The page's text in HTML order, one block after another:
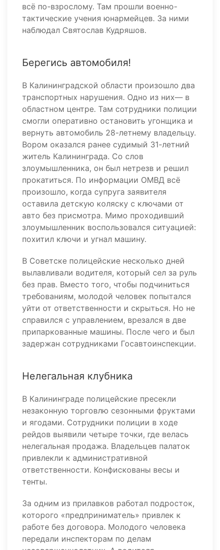
всё по-взрослому. Там прошли военно-
тактические учения юнармейцев. За ними
наблюдал Святослав Кудряшов.
Берегись автомобиля!
В Калининградской области произошло два
транспортных нарушения. Одно из них— в
областном центре. Там сотрудники полиции
смогли оперативно остановить угонщика и
вернуть автомобиль 28-летнему владельцу.
Вором оказался ранее судимый 31-летний
житель Калининграда. Со слов
злоумышленника, он был нетрезв и решил
прокатиться. По информации ОМВД всё
произошло, когда супруга заявителя
оставила детскую коляску с ключами от
авто без присмотра. Мимо проходивший
злоумышленник воспользовался ситуацией:
похитил ключи и угнал машину.
В Советске полицейские несколько дней
вылавливали водителя, который сел за руль
без прав. Вместо того, чтобы подчиниться
требованиям, молодой человек попытался
уйти от ответственности и скрыться. Но не
справился с управлением, врезался в две
припаркованные машины. После чего и был
задержан сотрудниками Госавтоинспекции.
Нелегальная клубника
В Калининграде полицейские пресекли
незаконную торговлю сезонными фруктами
и ягодами. Сотрудники полиции в ходе
рейдов выявили четыре точки, где велась
нелегальная продажа. Владельцев палаток
привлекли к административной
ответственности. Конфискованы весы и
тенты.
За одним из прилавков работал подросток,
которого «предприниматель» привлек к
работе без договора. Молодого человека
передали инспекторам по делам